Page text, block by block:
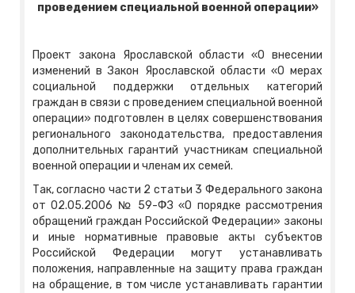
проведением специальной военной операции»
Проект закона Ярославской области «О внесении
изменений в Закон Ярославской области «О мерах
социальной поддержки отдельных категорий
граждан в связи с проведением специальной военной
операции» подготовлен в целях совершенствования
регионального законодательства, предоставления
дополнительных гарантий участникам специальной
военной операции и членам их семей.
Так, согласно части 2 статьи 3 Федерального закона
от 02.05.2006 № 59-ФЗ «О порядке рассмотрения
обращений граждан Российской Федерации» законы
и иные нормативные правовые акты субъектов
Российской Федерации могут устанавливать
положения, направленные на защиту права граждан
на обращение, в том числе устанавливать гарантии